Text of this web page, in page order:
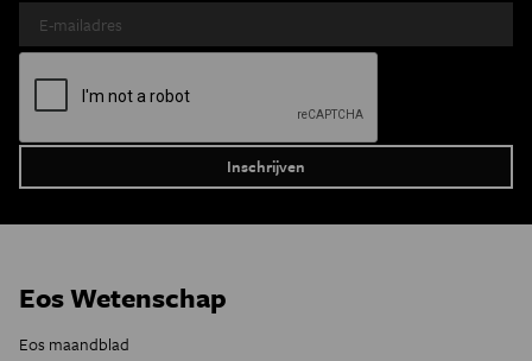
Eos Wetenschap
Eos maandblad